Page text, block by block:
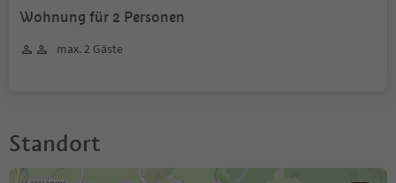
Wohnung für 2 Personen
max. 2 Gäste
Standort